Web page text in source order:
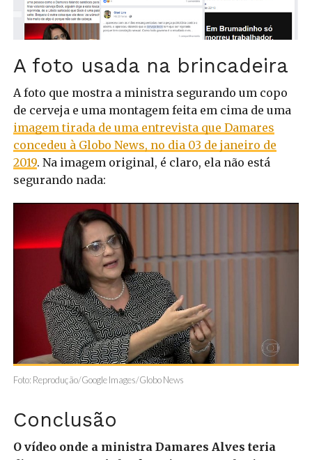
A foto usada na brincadeira
A foto que mostra a ministra segurando um copo
de cerveja e uma montagem feita em cima de uma
imagem tirada de uma entrevista que Damares
concedeu à Globo News, no dia 03 de janeiro de
2019. Na imagem original, é claro, ela não está
segurando nada:
Foto: Reprodução/Google Images/Globo News
Conclusão
O vídeo onde a ministra Damares Alves teria